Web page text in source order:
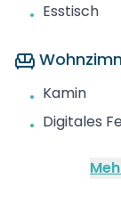
• Esstisch
• Kamin
• Digitales